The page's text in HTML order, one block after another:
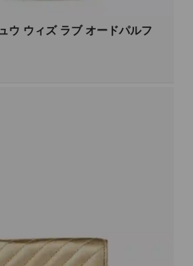
ウ ウィズ ラブ オードパルフ